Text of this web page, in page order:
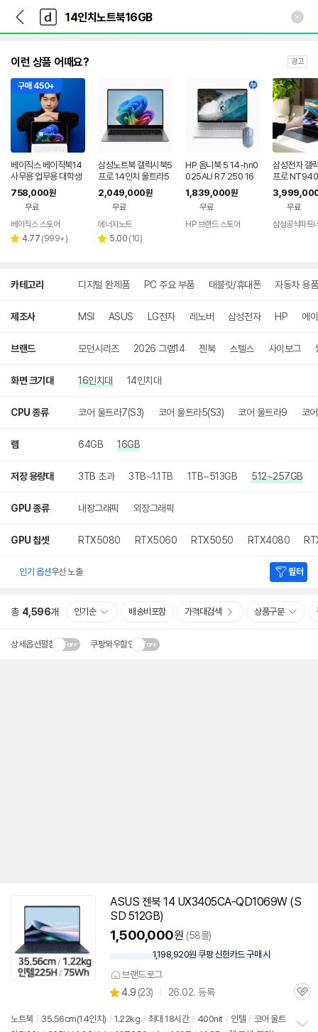
다
나
와
가
다
와
인
이런 상품 어때요? 광고
구매 450+
베이직스 베이직북14
사무용 업무용 대학생
인강용 가벼운 노트북
휴대용 저가 싼
758,000원
무료
베이직스 스토어
별 4.77 리
(999+)
삼성노트북 갤럭시북5
프로 14인치 울트라5
16GB 256GB Win11
사무용 터치스크린 고
해상도
2,049,000원
무료
페이
에너지노트
별 5.00 리
(10)
HP 옴니북 5 14-hn0
025AU R7 250 16
GB 1TB AI 노트북
1,839,000원
무료
HP 브랜드 스토어
삼성전자 갤
프로
51A 울트라
TB 가벼운
무료
카테고리 디지털 완제품 PC 주요 부품 태블릿/휴대폰 자동차 용품
제조사 MSI ASUS LG전자 레노버 삼성전자 HP 에
브랜드 모던시리즈 2026 그램14 젠북 스텔스 사이보그
화면 크기대 16인치대 14인치대
CPU 종류 코어 울트라7(S3) 코어 울트라5(S3) 코어 울트라9 코
램 64GB 16GB
저장 용량대 3TB 초과 3TB~1.1TB 1TB~513GB 512~257GB
GPU 종류 내장그래픽 외장그래픽
GPU 칩셋 RTX5080 RTX5060 RTX5050 RTX4080
인기 옵션우선 노출 필터
총 4,596개 인기순 배송비포함 가격대검색 상품구분
상세옵션펼침 쿠팡와우할인
ASUS 젠북 14 UX3405CA-QD1069W (S
SD 512GB)
1,500,000원 (58몰)
우
할
인
1,198,920원 쿠팡 신한카드 구매 시
브랜드로그
별
점
4.9 (상
리
23) 26.02. 등록
관
노트북 / 35.56cm(14인치) / 1.22kg / 최대 18시간 / 400nit / 인텔 / 코어 울트